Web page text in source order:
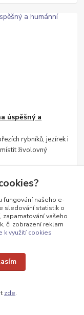
úspěšný a
rybníků, jezírek i
živolovný
fungování našeho e-
sledování statistik o
vašeho
či zobrazení reklam
k využití cookies
zde.